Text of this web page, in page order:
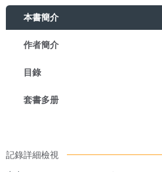
本書簡介
作者簡介
目錄
套書多册
記錄詳細檢視